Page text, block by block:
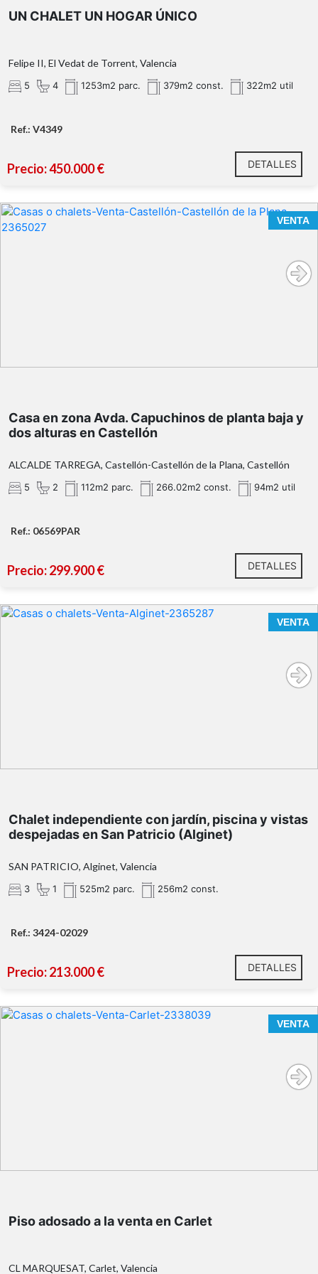
UN CHALET UN HOGAR ÚNICO
Felipe II, El Vedat de Torrent, Valencia
5 4 1253m2 parc. 379m2 const. 322m2 util
Ref.: V4349
Precio: 450.000 € DETALLES
VENTA
Casa en zona Avda. Capuchinos de planta baja y
dos alturas en Castellón
ALCALDE TARREGA, Castellón-Castellón de la Plana, Castellón
5 2 112m2 parc. 266.02m2 const. 94m2 util
Ref.: 06569PAR
Precio: 299.900 € DETALLES
VENTA
Chalet independiente con jardín, piscina y vistas
despejadas en San Patricio (Alginet)
SAN PATRICIO, Alginet, Valencia
3 1 525m2 parc. 256m2 const.
Ref.: 3424-02029
Precio: 213.000 € DETALLES
VENTA
casa adosada que combina comodidad y practicidad.
Esta propiedad, disponible para la venta, ofrece una
acogedor en una ubicación privilegiada. Con su
Piso adosado a la venta en Carlet
CL MARQUESAT, Carlet, Valencia